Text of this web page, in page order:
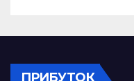
ПРИБУТОК